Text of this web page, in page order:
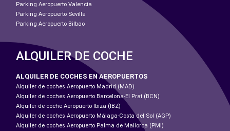
Parking Aeropuerto Valencia
Parking Aeropuerto Sevilla
Parking Aeropuerto Bilbao
ALQUILER DE COCHE
ALQUILER DE COCHES EN AEROPUERTOS
Alquiler de coches Aeropuerto Madrid (MAD)
Alquiler de coches Aeropuerto Barcelona-El Prat (BCN)
Alquiler de coche Aeropuerto Ibiza (IBZ)
Alquiler de coches Aeropuerto Málaga-Costa del Sol (AGP)
Alquiler de coches Aeropuerto Palma de Mallorca (PMI)